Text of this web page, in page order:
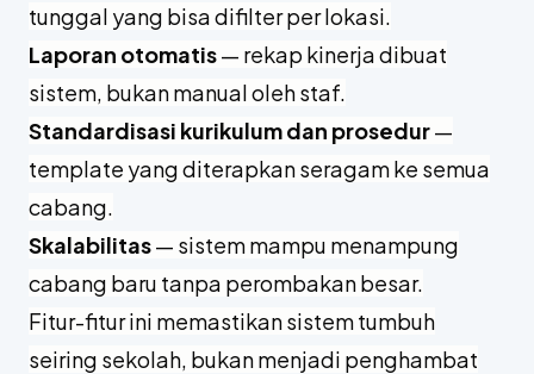
tunggal yang bisa difilter per lokasi.
Laporan otomatis— rekap kinerja dibuat
sistem, bukan manual oleh staf.
Standardisasi kurikulum dan prosedur—
template yang diterapkan seragam ke semua
cabang.
Skalabilitas— sistem mampu menampung
cabang baru tanpa perombakan besar.
Fitur-fitur ini memastikan sistem tumbuh
seiring sekolah, bukan menjadi penghambat